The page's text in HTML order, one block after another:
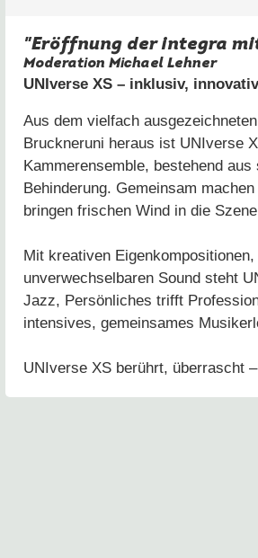
"Eröffnung der integra
Moderation Michael Lehner
UNIverse XS – inklusiv,
Aus dem vielfach
Bruckneruni heraus ist UNIverse
Kammerensemble, bestehend
Behinderung. Gemeinsam
bringen frischen Wind in die
Mit kreativen
unverwechselbaren Sound steht
Jazz, Persönliches trifft
intensives, gemeinsames
UNIverse XS berührt, überrascht